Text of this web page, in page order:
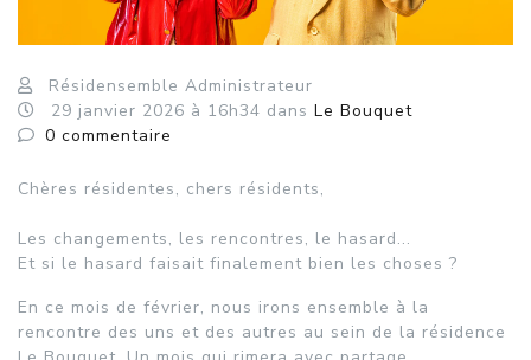
Résidensemble Administrateur
29 janvier 2026 à 16h34 dans Le Bouquet
0 commentaire
Chères résidentes, chers résidents,
Les changements, les rencontres, le hasard...
Et si le hasard faisait finalement bien les choses ?
En ce mois de février, nous irons ensemble à la
rencontre des uns et des autres au sein de la résidence